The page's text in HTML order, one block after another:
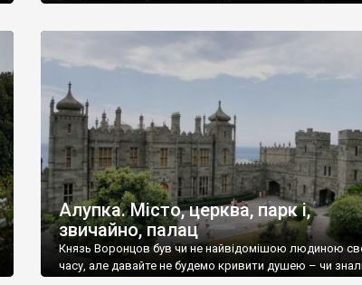
Алупка. Місто, церква, парк і,
звичайно, палац
Князь Воронцов був чи не найвідомішою людиною
часу, але давайте не будемо кривити душею – чи